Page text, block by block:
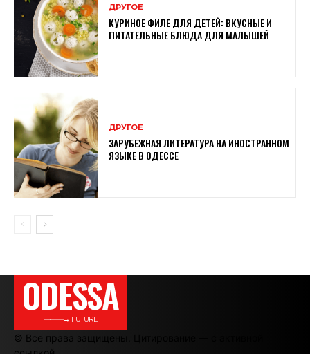
ДРУГОЕ
КУРИНОЕ ФИЛЕ ДЛЯ ДЕТЕЙ: ВКУСНЫЕ И
ПИТАТЕЛЬНЫЕ БЛЮДА ДЛЯ МАЛЫШЕЙ
ДРУГОЕ
ЗАРУБЕЖНАЯ ЛИТЕРАТУРА НА ИНОСТРАННОМ
ЯЗЫКЕ В ОДЕССЕ
ODESSA
———→ FUTURE
© Все права защищены. Цитирование — с активной